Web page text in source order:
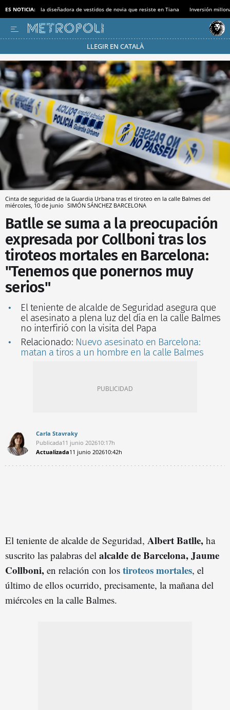
ES NOTICIA: la diseñadora de vestidos de novia que resiste en Tiana Inversión
LLEGIR EN CATALÀ
Pásate al MODO AHORRO
Cinta de seguridad de la Guardia Urbana tras el tiroteo en la calle Balmes del
miércoles, 10 de junio SIMÓN SÁNCHEZ BARCELONA
Batlle se suma a la preocupación
expresada por Collboni tras los
tiroteos mortales en Barcelona:
"Tenemos que ponernos muy
serios"
El teniente de alcalde de Seguridad asegura que
el asesinato a plena luz del día en la calle Balmes
no interfirió con la visita del Papa
Relacionado: Nuevo asesinato en Barcelona:
matan a tiros a un hombre en la calle Balmes
Carla Stavraky
Publicada11 junio 202610:17h
Actualizada11 junio 202610:42h
El teniente de alcalde de Seguridad, Albert Batlle, ha
suscrito las palabras del alcalde de Barcelona, Jaume
Collboni, en relación con los tiroteos mortales, el
último de ellos ocurrido, precisamente, la mañana del
miércoles en la calle Balmes.